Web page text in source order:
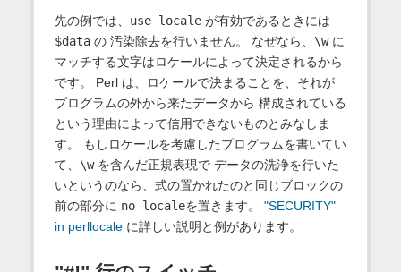
先の例では、 use localeが有効であるときには
$dataの 汚染除去を行いません。 なぜなら、 \wに
マッチする文字はロケールによって決定されるから
です。 Perl は、ロケールで決まることを、それが
プログラムの外から来たデータから 構成されている
という理由によって信用できないものとみなしま
す。 もしロケールを考慮したプログラムを書いてい
て、 \wを含んだ正規表現で データの洗浄を行いた
いというのなら、式の置かれたのと同じブロックの
前の部分に no localeを置きます。 "SECURITY"
in perllocaleに詳しい説明と例があります。